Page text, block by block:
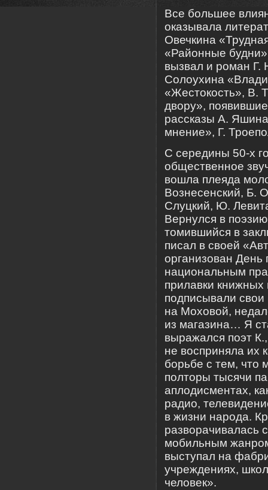
Все большее
оказывала
Овечкина
«Районные
вызвал и роман Г.
Солоухина
«Жестокость», В.
двору»,
рассказы А.
мнение», Г.
С середины 50-х
общественное
вошла плеяда
Вознесенский, Б.
Слуцкий, Ю.
Вернулся в
томившийся в
писал в своей
организован День
национальным
прилавки книжных
подписывали свои
на Моховой,
из магазина… Я
выражался поэт
не восприняла их
борьбе с тем, что
полторы тысячи
аплодисментах,
радио,
в жизни народа.
разворачивалась
мобильным
выступал на
учреждениях,
человек».